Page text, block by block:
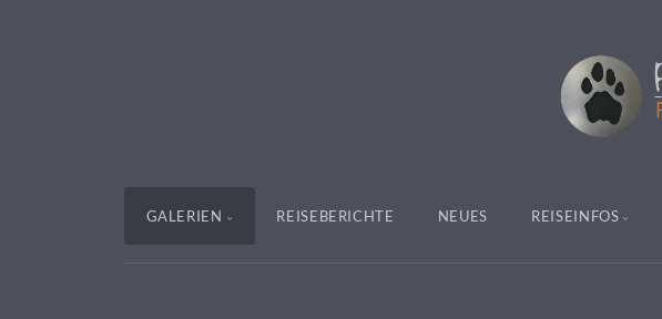
GALERIEN REISEBERICHTE NEUES REISEINFOS